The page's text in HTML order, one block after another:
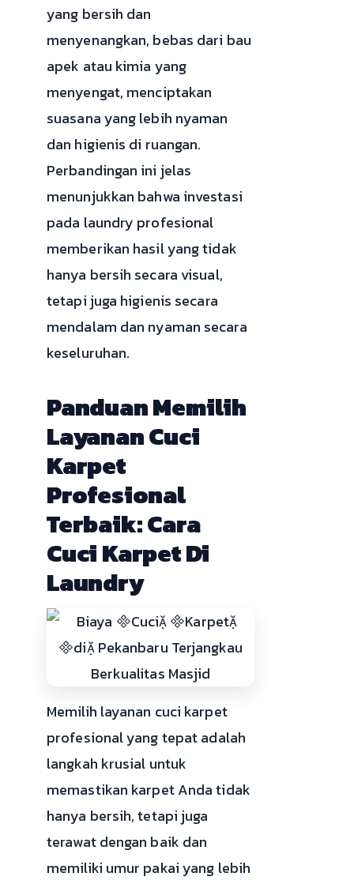
yang bersih dan
menyenangkan, bebas dari bau
apek atau kimia yang
menyengat, menciptakan
suasana yang lebih nyaman
dan higienis di ruangan.
Perbandingan ini jelas
menunjukkan bahwa investasi
pada laundry profesional
memberikan hasil yang tidak
hanya bersih secara visual,
tetapi juga higienis secara
mendalam dan nyaman secara
keseluruhan.
Panduan Memilih
Layanan Cuci
Karpet
Profesional
Terbaik: Cara
Cuci Karpet Di
Laundry
Memilih layanan cuci karpet
profesional yang tepat adalah
langkah krusial untuk
memastikan karpet Anda tidak
hanya bersih, tetapi juga
terawat dengan baik dan
memiliki umur pakai yang lebih